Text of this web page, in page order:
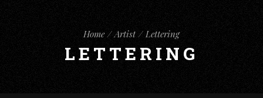
Home Artist Lettering
LETTERING